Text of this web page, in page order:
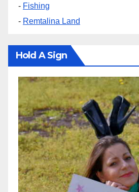
- Fishing
- Remtalina Land
Hold A Sign